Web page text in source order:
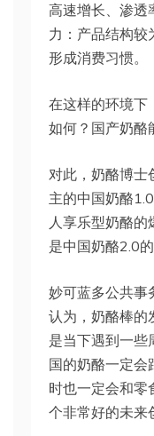
高速增长、渗透
力：产品结构较
形成消费习惯。
在这样的环境下
如何？国产奶酪
对此，奶酪博士
主的中国奶酪
人享乐型奶酪
是中国奶酪2.0的
妙可蓝多公共事
认为，奶酪棒的
是当下遇到一些
国的奶酪一定会
时也一定会和零
个非常好的未来